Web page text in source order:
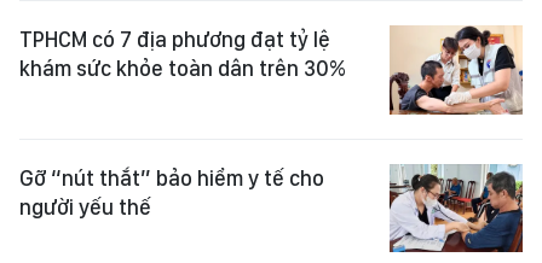
TPHCM có 7 địa phương đạt tỷ lệ
khám sức khỏe toàn dân trên 30%
Gỡ “nút thắt” bảo hiểm y tế cho
người yếu thế